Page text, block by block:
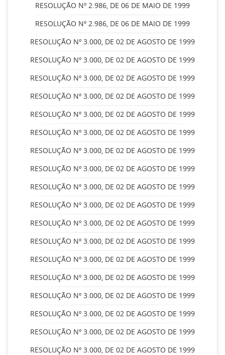
RESOLUÇÃO Nº 2.986, DE 06 DE MAIO DE 1999
RESOLUÇÃO Nº 2.986, DE 06 DE MAIO DE 1999
RESOLUÇÃO Nº 3.000, DE 02 DE AGOSTO DE 1999
RESOLUÇÃO Nº 3.000, DE 02 DE AGOSTO DE 1999
RESOLUÇÃO Nº 3.000, DE 02 DE AGOSTO DE 1999
RESOLUÇÃO Nº 3.000, DE 02 DE AGOSTO DE 1999
RESOLUÇÃO Nº 3.000, DE 02 DE AGOSTO DE 1999
RESOLUÇÃO Nº 3.000, DE 02 DE AGOSTO DE 1999
RESOLUÇÃO Nº 3.000, DE 02 DE AGOSTO DE 1999
RESOLUÇÃO Nº 3.000, DE 02 DE AGOSTO DE 1999
RESOLUÇÃO Nº 3.000, DE 02 DE AGOSTO DE 1999
RESOLUÇÃO Nº 3.000, DE 02 DE AGOSTO DE 1999
RESOLUÇÃO Nº 3.000, DE 02 DE AGOSTO DE 1999
RESOLUÇÃO Nº 3.000, DE 02 DE AGOSTO DE 1999
RESOLUÇÃO Nº 3.000, DE 02 DE AGOSTO DE 1999
RESOLUÇÃO Nº 3.000, DE 02 DE AGOSTO DE 1999
RESOLUÇÃO Nº 3.000, DE 02 DE AGOSTO DE 1999
RESOLUÇÃO Nº 3.000, DE 02 DE AGOSTO DE 1999
RESOLUÇÃO Nº 3.000, DE 02 DE AGOSTO DE 1999
RESOLUÇÃO Nº 3.000, DE 02 DE AGOSTO DE 1999